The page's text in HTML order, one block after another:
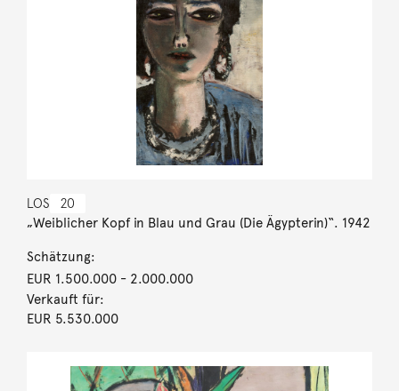
LOS 20
„Weiblicher Kopf in Blau und Grau (Die Ägypterin)“. 1942
Schätzung:
EUR 1.500.000- 2.000.000
Verkauft für:
EUR 5.530.000